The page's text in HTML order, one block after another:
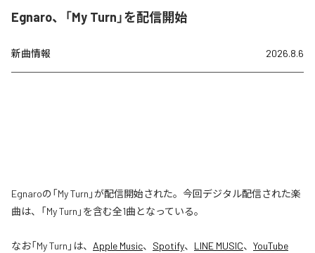
Egnaro、「My Turn」を配信開始
新曲情報 2026.8.6
Egnaroの「My Turn」が配信開始された。今回デジタル配信された楽
曲は、「My Turn」を含む全1曲となっている。
なお「My Turn 」は、 Apple Music、 Spotify、 LINE MUSIC、 YouTube